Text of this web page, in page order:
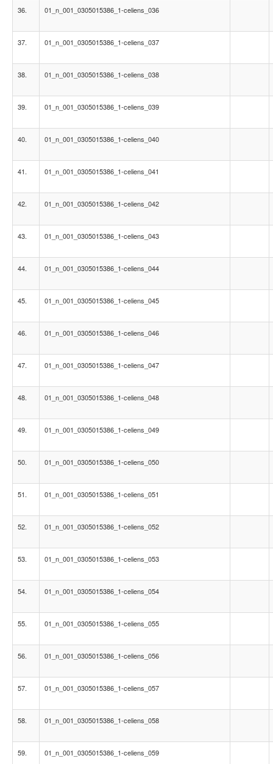
36. 01_n_001_0305015386_1-celiens_036
37. 01_n_001_0305015386_1-celiens_037
38. 01_n_001_0305015386_1-celiens_038
39. 01_n_001_0305015386_1-celiens_039
40. 01_n_001_0305015386_1-celiens_040
41. 01_n_001_0305015386_1-celiens_041
42. 01_n_001_0305015386_1-celiens_042
43. 01_n_001_0305015386_1-celiens_043
44. 01_n_001_0305015386_1-celiens_044
45. 01_n_001_0305015386_1-celiens_045
46. 01_n_001_0305015386_1-celiens_046
47. 01_n_001_0305015386_1-celiens_047
48. 01_n_001_0305015386_1-celiens_048
49. 01_n_001_0305015386_1-celiens_049
50. 01_n_001_0305015386_1-celiens_050
51. 01_n_001_0305015386_1-celiens_051
52. 01_n_001_0305015386_1-celiens_052
53. 01_n_001_0305015386_1-celiens_053
54. 01_n_001_0305015386_1-celiens_054
55. 01_n_001_0305015386_1-celiens_055
56. 01_n_001_0305015386_1-celiens_056
57. 01_n_001_0305015386_1-celiens_057
58. 01_n_001_0305015386_1-celiens_058
59. 01_n_001_0305015386_1-celiens_059